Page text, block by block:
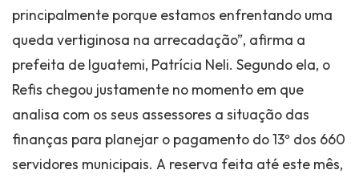
principalmente porque estamos enfrentando uma
queda vertiginosa na arrecadação”, afirma a
prefeita de Iguatemi, Patrícia Neli. Segundo ela, o
Refis chegou justamente no momento em que
analisa com os seus assessores a situação das
finanças para planejar o pagamento do 13º dos 660
servidores municipais. A reserva feita até este mês,